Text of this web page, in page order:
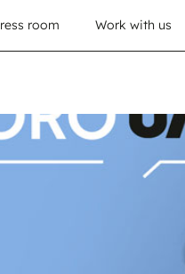
room Work with us